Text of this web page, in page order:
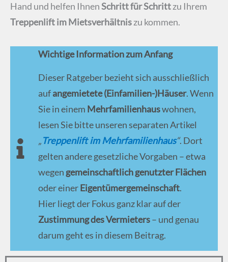
Hand und helfen IhnenSchritt für Schrittzu Ihrem
Treppenlift im Mietsverhältniszu kommen.
Wichtige Information zum Anfang
Dieser Ratgeber bezieht sich ausschließlich
aufangemietete (Einfamilien-)Häuser. Wenn
Sie in einem Mehrfamilienhauswohnen,
lesen Sie bitte unseren separaten Artikel
„Treppenlift im Mehrfamilienhaus“. Dort
gelten andere gesetzliche Vorgaben – etwa
wegen gemeinschaftlich genutzter Flächen
oder einerEigentümergemeinschaft.
Hier liegt der Fokus ganz klar auf der
Zustimmung des Vermieters– und genau
darum geht es in diesem Beitrag.